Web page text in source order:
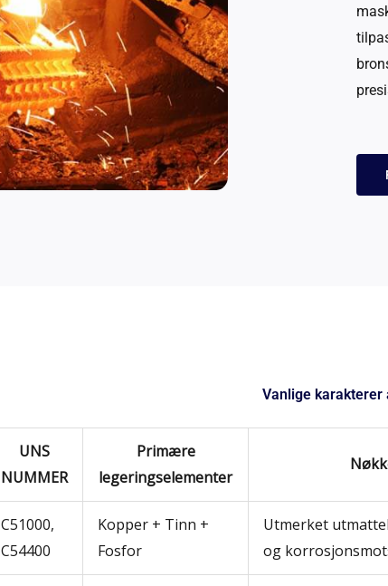
Vanlige karakterer
UNS
NUMMER
Primære
legeringselementer
C51000,
C54400
Kopper + Tinn +
Fosfor
Utmerket
og